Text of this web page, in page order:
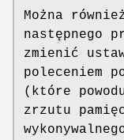
Można
następnego
zmienić
poleceniem
(które
zrzutu